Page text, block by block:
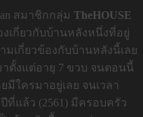
สมาชิกกลุ่ม TheHOUSE
งเกี่ยวกับบ้านหลังหนึ่งที่อยู่
มเกี่ยวข้องกับบ้านหลังนี้เลย
ตั้งแต่อายุ 7 ขวบ จนตอนนี้
มีใครมาอยู่เลย จนเวลา
ที่แล้ว (2561) มีครอบครัว